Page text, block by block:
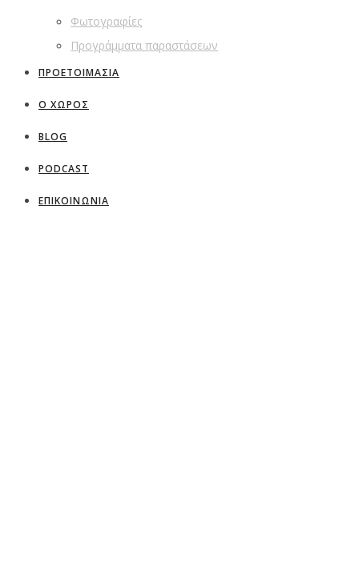
Φωτογραφίες
Προγράμματα παραστάσεων
ΠΡΟΕΤΟΙΜΑΣΙΑ
Ο ΧΩΡΟΣ
BLOG
PODCAST
ΕΠΙΚΟΙΝΩΝΙΑ